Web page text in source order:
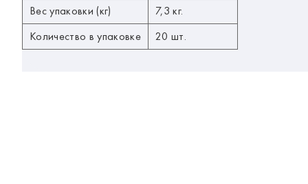
Вес упаковки (кг)
7,3 кг.
Количество в упаковке
20 шт.